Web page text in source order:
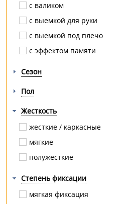
компрессионный перелом
косолапость
лимфедема
мастэктомия
межпозвоночная грыжа
миозит
с валиком
с выемкой для руки
с выемкой под плечо
с эффектом памяти
Сезон
Пол
Жесткость
жесткие / каркасные
мягкие
полужесткие
Степень фиксации
мягкая фиксация